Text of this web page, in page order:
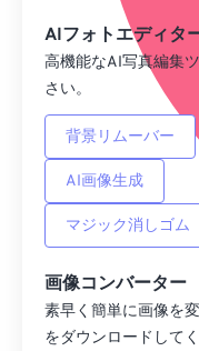
AIフォトエディタ
高機能なAI写真編集
さい。
背景リムーバー
AI画像生成
マジック消しゴム
画像コンバーター
素早く簡単に画像を
をダウンロードしてく